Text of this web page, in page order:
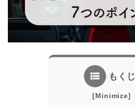
もくじ